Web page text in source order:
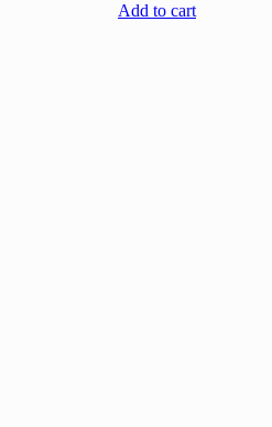
Add to cart